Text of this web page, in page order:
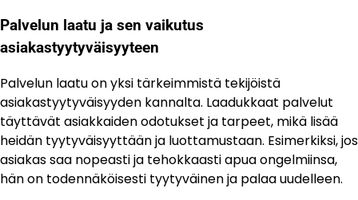
Palvelun laatu ja sen vaikutus
asiakastyytyväisyyteen
Palvelun laatu on yksi tärkeimmistä tekijöistä
asiakastyytyväisyyden kannalta. Laadukkaat palvelut
täyttävät asiakkaiden odotukset ja tarpeet, mikä lisää
heidän tyytyväisyyttään ja luottamustaan. Esimerkiksi, jos
asiakas saa nopeasti ja tehokkaasti apua ongelmiinsa,
hän on todennäköisesti tyytyväinen ja palaa uudelleen.